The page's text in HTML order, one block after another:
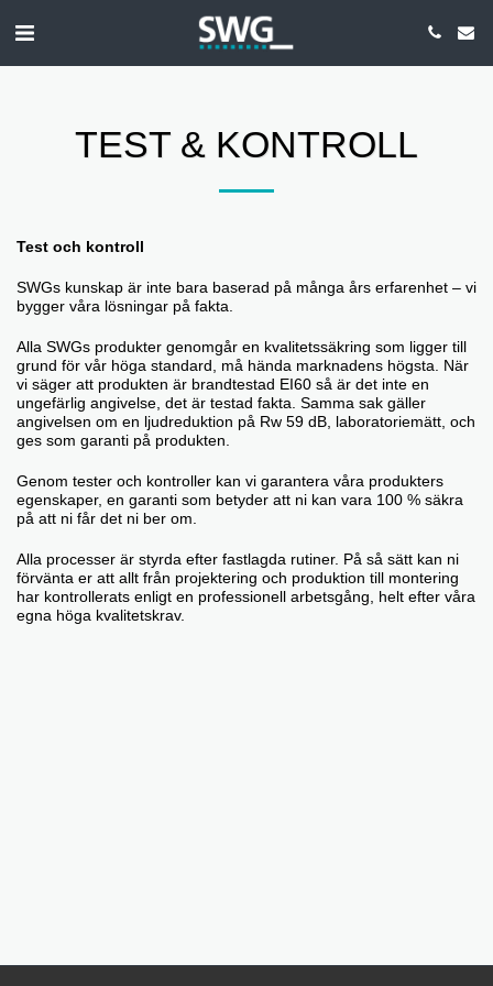
TEST & KONTROLL
Test och kontroll
SWGs kunskap är inte bara baserad på många års erfarenhet – vi
bygger våra lösningar på fakta.
Alla SWGs produkter genomgår en kvalitetssäkring som ligger till
grund för vår höga standard, må hända marknadens högsta. När
vi säger att produkten är brandtestad EI60 så är det inte en
ungefärlig angivelse, det är testad fakta. Samma sak gäller
angivelsen om en ljudreduktion på Rw 59 dB, laboratoriemätt, och
ges som garanti på produkten.
Genom tester och kontroller kan vi garantera våra produkters
egenskaper, en garanti som betyder att ni kan vara 100 % säkra
på att ni får det ni ber om.
Alla processer är styrda efter fastlagda rutiner. På så sätt kan ni
förvänta er att allt från projektering och produktion till montering
har kontrollerats enligt en professionell arbetsgång, helt efter våra
egna höga kvalitetskrav.